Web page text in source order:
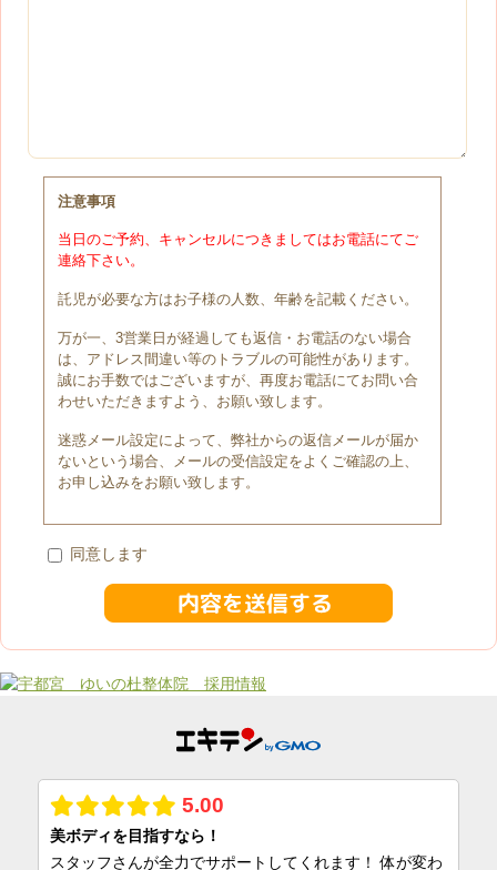
注意事項
当日のご予約、キャンセルにつきましてはお電話にてご
連絡下さい。
託児が必要な方はお子様の人数、年齢を記載ください。
万が一、3営業日が経過しても返信・お電話のない場合
は、アドレス間違い等のトラブルの可能性があります。
誠にお手数ではございますが、再度お電話にてお問い合
わせいただきますよう、お願い致します。
迷惑メール設定によって、弊社からの返信メールが届か
ないという場合、メールの受信設定をよくご確認の上、
お申し込みをお願い致します。
同意します